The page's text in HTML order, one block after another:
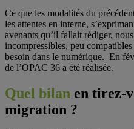
Ce que les modalités du
les attentes en interne,
avenants qu’il fallait rédiger,
incompressibles, peu
besoin dans le numérique. En
de l’OPAC 36 a été réalisée.
Quel bilan en tirez-
migration ?